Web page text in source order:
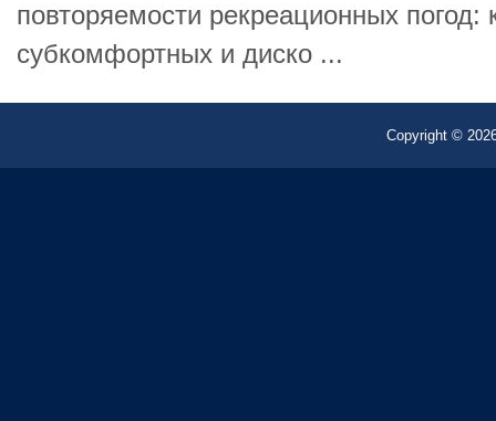
повторяемости рекреационных
субкомфортных и диско ...
Copyright ©